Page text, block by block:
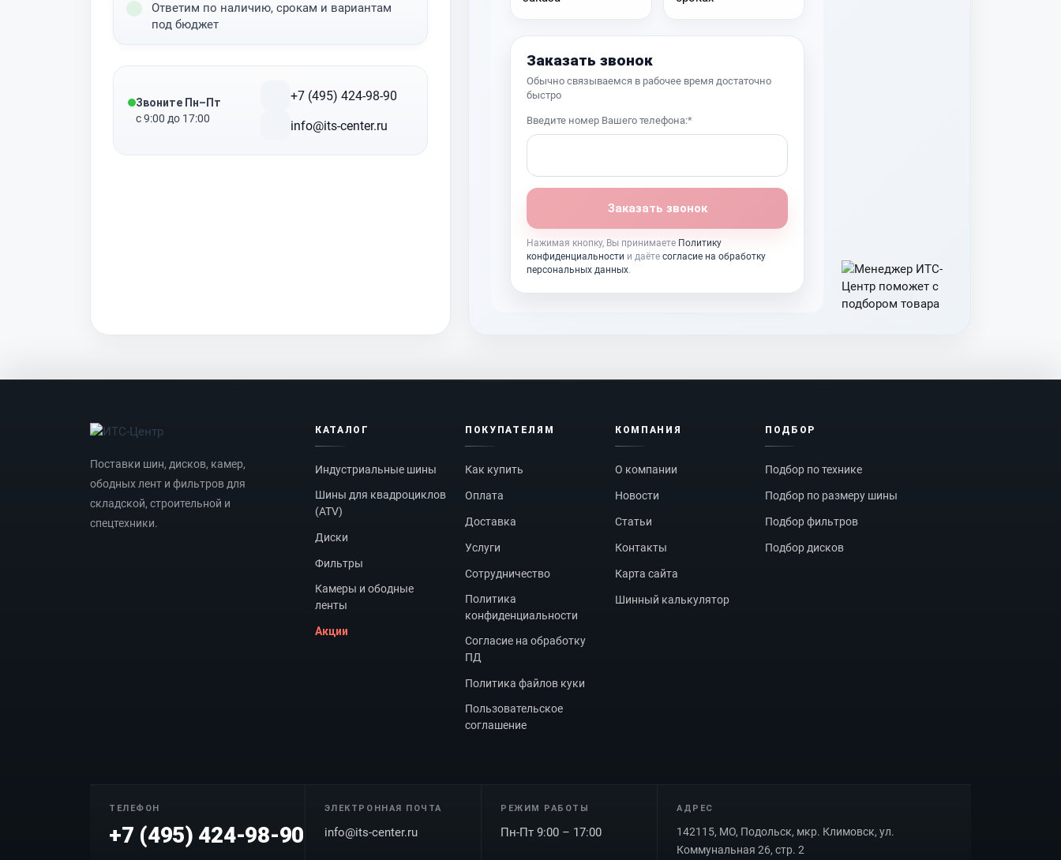
Ответим по наличию, срокам и вариантам
под бюджет
Звоните Пн–Пт
с 9:00 до 17:00
+7 (495) 424-98-90
info@its-center.ru
Заказать звонок
Обычно связываемся в рабочее время достаточно
быстро
Введите номер Вашего телефона:*
Заказать звонок
Нажимая кнопку, Вы принимаете Политику
конфиденциальности и даётесогласие на обработку
персональных данных.
Поставки шин, дисков, камер,
ободных лент и фильтров для
складской, строительной и
спецтехники.
КАТАЛОГ
Индустриальные шины
Шины для квадроциклов
(ATV)
Диски
Фильтры
Камеры и ободные
ленты
Акции
ПОКУПАТЕЛЯМ
Как купить
Оплата
Доставка
Услуги
Сотрудничество
Политика
конфиденциальности
Согласие на обработку
ПД
Политика файлов куки
Пользовательское
соглашение
КОМПАНИЯ
О компании
Новости
Статьи
Контакты
Карта сайта
Шинный калькулятор
ПОДБОР
Подбор по технике
Подбор по размеру шины
Подбор фильтров
Подбор дисков
ТЕЛЕФОН
+7 (495) 424-98-90
ЭЛЕКТРОННАЯ ПОЧТА
info@its-center.ru
РЕЖИМ РАБОТЫ
Пн-Пт 9:00 – 17:00
АДРЕС
142115, МО, Подольск, мкр. Климовск, ул.
Коммунальная 26, стр. 2